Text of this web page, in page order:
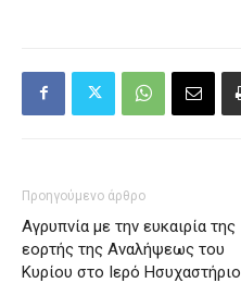
Προηγούμενο άρθρο
Αγρυπνία με την ευκαιρία της
εορτής της Αναλήψεως του
Κυρίου στο Ιερό Ησυχαστήριο